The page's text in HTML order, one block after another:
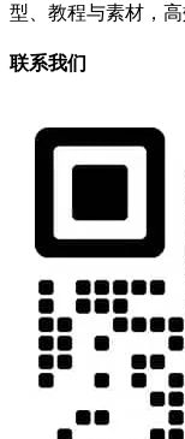
型、教程与素材，
联系我们